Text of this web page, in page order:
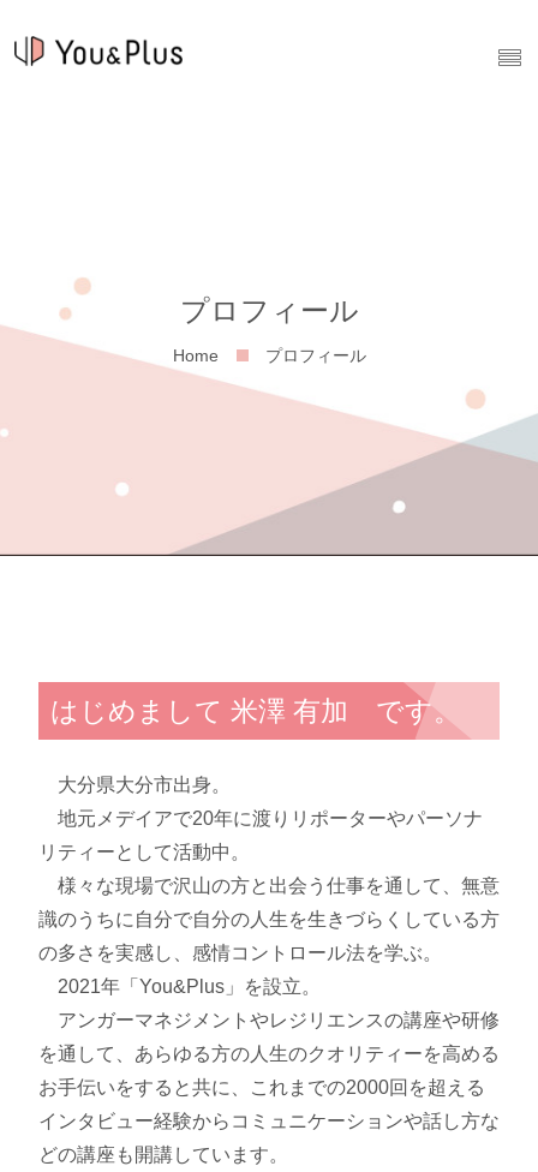
プロフィール
Home プロフィール
はじめまして 米澤 有加 です。
大分県大分市出身。
地元メデイアで20年に渡りリポーターやパーソナ
リティーとして活動中。
様々な現場で沢山の方と出会う仕事を通して、無意
識のうちに自分で自分の人生を生きづらくしている方
の多さを実感し、感情コントロール法を学ぶ。
2021年「You&Plus」を設立。
アンガーマネジメントやレジリエンスの講座や研修
を通して、あらゆる方の人生のクオリティーを高める
お手伝いをすると共に、これまでの2000回を超える
インタビュー経験からコミュニケーションや話し方な
どの講座も開講しています。